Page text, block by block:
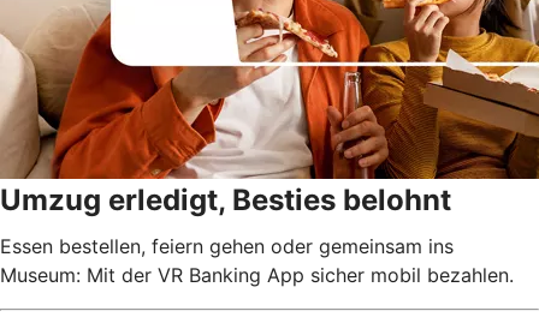
Umzug erledigt, Besties belohnt
Essen bestellen, feiern gehen oder gemeinsam ins
Museum: Mit der VR Banking App sicher mobil bezahlen.